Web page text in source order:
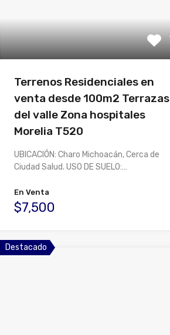
Terrenos Residenciales en
venta desde 100m2 Terrazas
del valle Zona hospitales
Morelia T520
UBICACIÓN: Charo Michoacán, Cerca de
Ciudad Salud. USO DE SUELO:…
En Venta
$7,500
Destacado